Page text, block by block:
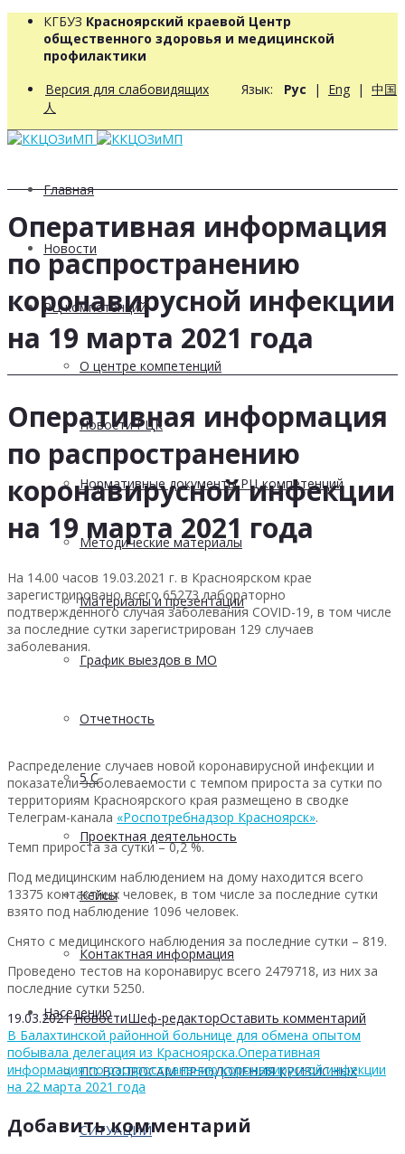
КГБУЗ Красноярский краевой Центр
общественного здоровья и медицинской
профилактики
Версия для слабовидящих Язык: Рус | Eng | 中国
人
Главная
Новости
РЦ компетенций
О центре компетенций
Новости РЦК
Нормативные документы РЦ компетенций
Методические материалы
Материалы и презентации
График выездов в МО
Отчетность
5 С
Проектная деятельность
Кейсы
Контактная информация
Населению
ПО ВОПРОСАМ ПРЕОДОЛЕНИЯ КРИЗИСНЫХ
СИТУАЦИЙ
Оперативная информация
по распространению
коронавирусной инфекции
на 19 марта 2021 года
Оперативная информация
по распространению
коронавирусной инфекции
на 19 марта 2021 года
На 14.00 часов 19.03.2021 г. в Красноярском крае
зарегистрировано всего 65273 лабораторно
подтвержденного случая заболевания COVID-19, в том числе
за последние сутки зарегистрирован 129 случаев
заболевания.
Распределение случаев новой коронавирусной инфекции и
показатели заболеваемости с темпом прироста за сутки по
территориям Красноярского края размещено в сводке
Телеграм-канала «Роспотребнадзор Красноярск».
Темп прироста за сутки – 0,2 %.
Под медицинским наблюдением на дому находится всего
13375 контактных человек, в том числе за последние сутки
взято под наблюдение 1096 человек.
Снято с медицинского наблюдения за последние сутки – 819.
Проведено тестов на коронавирус всего 2479718, из них за
последние сутки 5250.
19.03.2021 НовостиШеф-редакторОставить комментарий
В Балахтинской районной больнице для обмена опытом
побывала делегация из Красноярска.Оперативная
информация по распространению коронавирусной инфекции
на 22 марта 2021 года
Добавить комментарий